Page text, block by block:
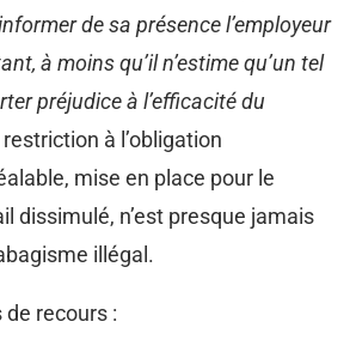
de sa présence l’employeur
à moins qu’il n’estime qu’un tel
préjudice à l’efficacité du
à l’obligation
mise en place pour le
dissimulé, n’est presque jamais
illégal.
recours :